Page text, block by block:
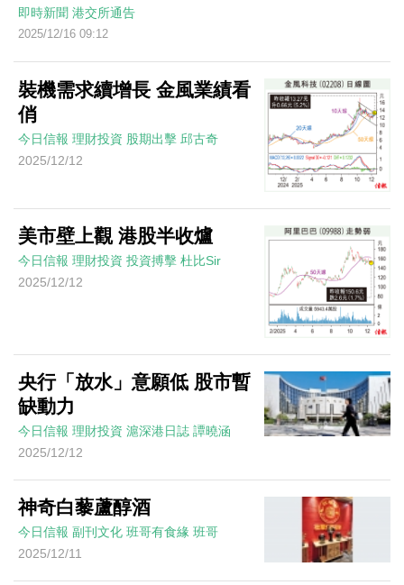
即時新聞 港交所通告
2025/12/16 09:12
裝機需求續增長 金風業績看
俏
今日信報 理財投資 股期出擊 邱古奇
2025/12/12
美市壁上觀 港股半收爐
今日信報 理財投資 投資搏擊 杜比Sir
2025/12/12
央行「放水」意願低 股市暫
缺動力
今日信報 理財投資 滬深港日誌 譚曉涵
2025/12/12
神奇白藜蘆醇酒
今日信報 副刊文化 班哥有食緣 班哥
2025/12/11